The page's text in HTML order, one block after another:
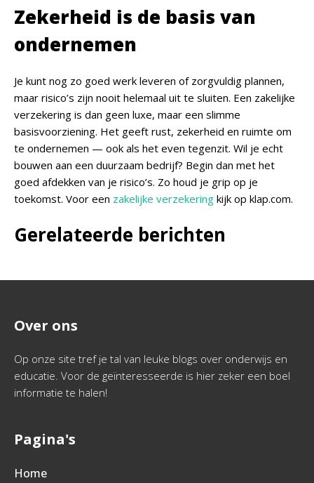
Zekerheid is de basis van
ondernemen
Je kunt nog zo goed werk leveren of zorgvuldig plannen,
maar risico’s zijn nooit helemaal uit te sluiten. Een zakelijke
verzekering is dan geen luxe, maar een slimme
basisvoorziening. Het geeft rust, zekerheid en ruimte om
te ondernemen — ook als het even tegenzit. Wil je echt
bouwen aan een duurzaam bedrijf? Begin dan met het
goed afdekken van je risico’s. Zo houd je grip op je
toekomst. Voor een zakelijke verzekering kijk op klap.com.
Gerelateerde berichten
Over ons
Op onze site tref je tal van leuke blogs over onderwijs en
educatie. Voor de geïnteresseerde is hier zeker een boel
informatie te halen!
Pagina's
Home